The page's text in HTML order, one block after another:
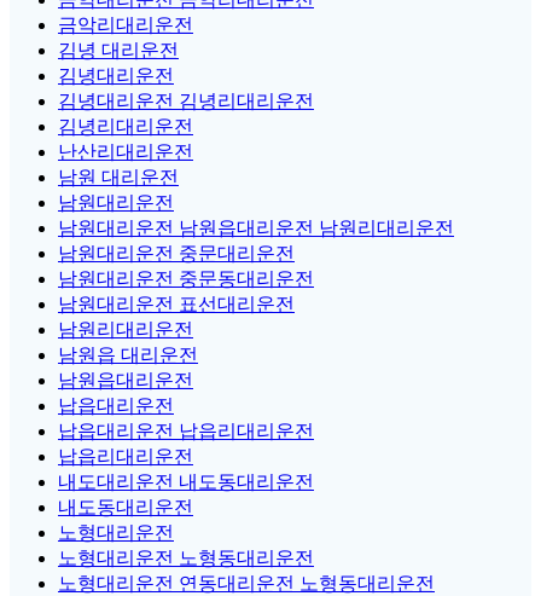
금악리대리운전
김녕 대리운전
김녕대리운전
김녕대리운전 김녕리대리운전
김녕리대리운전
난산리대리운전
남원 대리운전
남원대리운전
남원대리운전 남원읍대리운전 남원리대리운전
남원대리운전 중문대리운전
남원대리운전 중문동대리운전
남원대리운전 표선대리운전
남원리대리운전
남원읍 대리운전
남원읍대리운전
납읍대리운전
납읍대리운전 납읍리대리운전
납읍리대리운전
내도대리운전 내도동대리운전
내도동대리운전
노형대리운전
노형대리운전 노형동대리운전
노형대리운전 연동대리운전 노형동대리운전